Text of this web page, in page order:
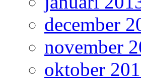
december
november
oktober